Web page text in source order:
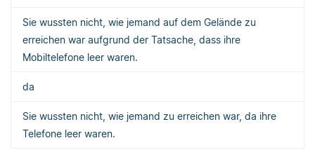
Sie wussten nicht, wie jemand auf dem Gelände zu
erreichen war aufgrund der Tatsache, dass ihre
Mobiltelefone leer waren.
da
Sie wussten nicht, wie jemand zu erreichen war, da ihre
Telefone leer waren.